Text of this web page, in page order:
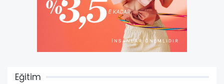
Eğitim